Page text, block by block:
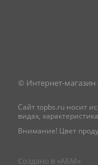
© Интернет-
Сайт topbs.ru носит
видах,
Внимание! Цвет
Создано в «АБМ»